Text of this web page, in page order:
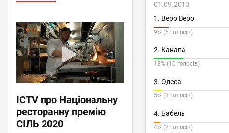
ICTV про Національну
ресторанну премію
СІЛЬ 2020
01.09.2013
1. Веро Веро
9% (5 голосів)
2. Канапа
18% (10 голосів)
3. Одеса
5% (3 голосів)
4. Бабель
4% (2 голосів)